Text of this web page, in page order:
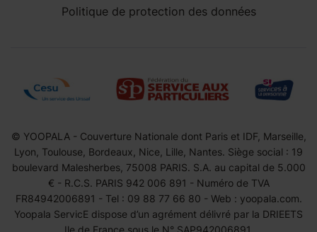
Politique de protection des données
© YOOPALA - Couverture Nationale dont Paris et IDF, Marseille,
Lyon, Toulouse, Bordeaux, Nice, Lille, Nantes. Siège social : 19
boulevard Malesherbes, 75008 PARIS. S.A. au capital de 5.000
€ - R.C.S. PARIS 942 006 891 - Numéro de TVA
FR84942006891 - Tel : 09 88 77 66 80 - Web : yoopala.com.
Yoopala ServicE dispose d’un agrément délivré par la DRIEETS
Ile de France sous le N° SAP942006891.